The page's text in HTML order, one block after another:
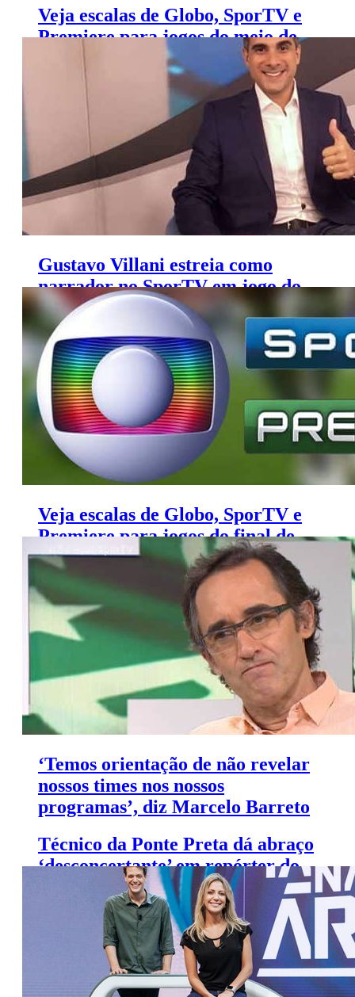
Veja escalas de Globo, SporTV e
Premiere para jogos do meio de
Gustavo Villani estreia como
narrador no SporTV em jogo do
São Paulo pelo Brasileirão
Veja escalas de Globo, SporTV e
Premiere para jogos do final de
semana
‘Temos orientação de não revelar
nossos times nos nossos
programas’, diz Marcelo Barreto
Técnico da Ponte Preta dá abraço
‘desconcertante’ em repórter do
SporTV; veja